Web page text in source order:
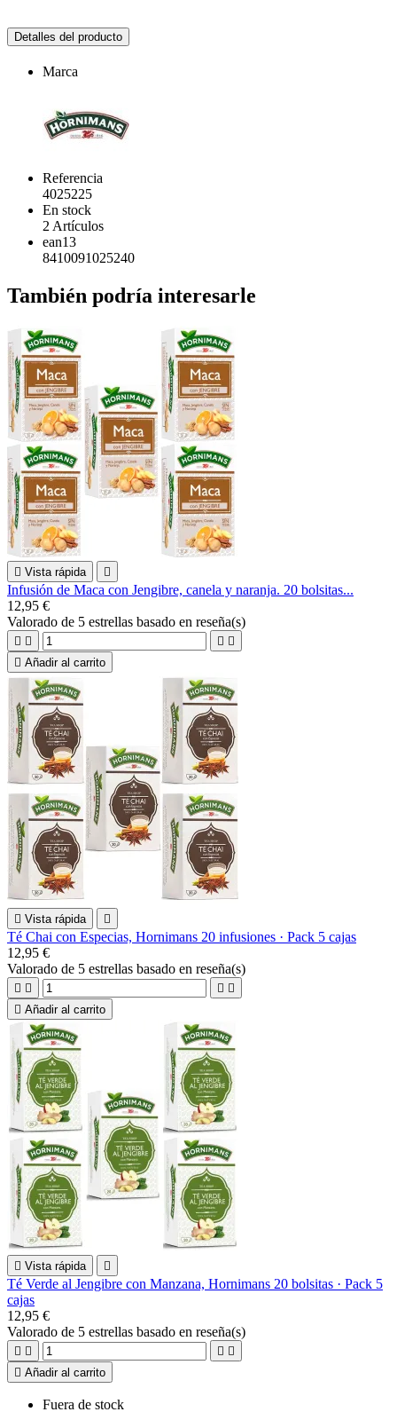
Detalles del producto
Marca
Referencia
4025225
En stock
2 Artículos
ean13
8410091025240
También podría interesarle
 Vista rápida 
Infusión de Maca con Jengibre, canela y naranja. 20 bolsitas...
12,95 €
Valorado de 5 estrellas basado en reseña(s)
   
 Añadir al carrito
 Vista rápida 
Té Chai con Especias, Hornimans 20 infusiones · Pack 5 cajas
12,95 €
Valorado de 5 estrellas basado en reseña(s)
   
 Añadir al carrito
 Vista rápida 
Té Verde al Jengibre con Manzana, Hornimans 20 bolsitas · Pack 5
cajas
12,95 €
Valorado de 5 estrellas basado en reseña(s)
   
 Añadir al carrito
Fuera de stock